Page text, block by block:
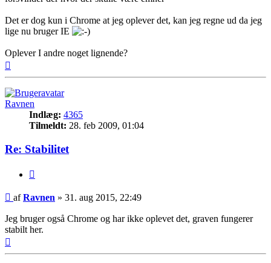
Det er dog kun i Chrome at jeg oplever det, kan jeg regne ud da jeg
lige nu bruger IE
Oplever I andre noget lignende?
Ravnen
Indlæg: 4365
Tilmeldt: 28. feb 2009, 01:04
Re: Stabilitet
Indlæg
afRavnen » 31. aug 2015, 22:49
Jeg bruger også Chrome og har ikke oplevet det, graven fungerer
stabilt her.